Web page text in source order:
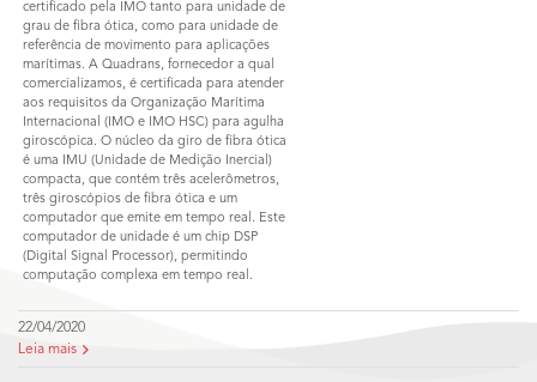
certificado pela IMO tanto para unidade de
grau de fibra ótica, como para unidade de
referência de movimento para aplicações
marítimas. A Quadrans, fornecedor a qual
comercializamos, é certificada para atender
aos requisitos da Organização Marítima
Internacional (IMO e IMO HSC) para agulha
giroscópica. O núcleo da giro de fibra ótica
é uma IMU (Unidade de Medição Inercial)
compacta, que contém três acelerômetros,
três giroscópios de fibra ótica e um
computador que emite em tempo real. Este
computador de unidade é um chip DSP
(Digital Signal Processor), permitindo
computação complexa em tempo real.
22/04/2020
Leia mais